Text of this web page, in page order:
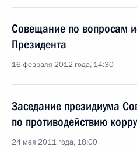
Совещание по вопросам
Президента
16 февраля 2012 года, 14:30
Заседание президиума
по противодействию
24 мая 2011 года, 18:00